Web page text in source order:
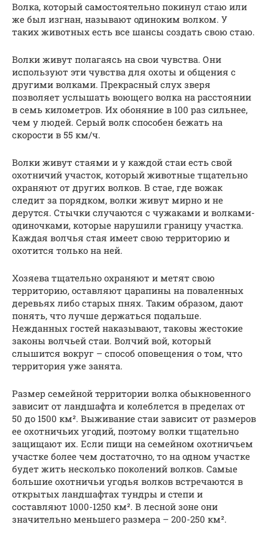
Волка, который самостоятельно покинул стаю или
же был изгнан, называют одиноким волком. У
таких животных есть все шансы создать свою стаю.
Волки живут полагаясь на свои чувства. Они
используют эти чувства для охоты и общения с
другими волками. Прекрасный слух зверя
позволяет услышать воющего волка на расстоянии
в семь километров. Их обоняние в 100 раз сильнее,
чем у людей. Серый волк способен бежать на
скорости в 55 км/ч.
Волки живут стаями и у каждой стаи есть свой
охотничий участок, который животные тщательно
охраняют от других волков. В стае, где вожак
следит за порядком, волки живут мирно и не
дерутся. Стычки случаются с чужаками и волками-
одиночками, которые нарушили границу участка.
Каждая волчья стая имеет свою территорию и
охотится только на ней.
Хозяева тщательно охраняют и метят свою
территорию, оставляют царапины на поваленных
деревьях либо старых пнях. Таким образом, дают
понять, что лучше держаться подальше.
Нежданных гостей наказывают, таковы жестокие
законы волчьей стаи. Волчий вой, который
слышится вокруг – способ оповещения о том, что
территория уже занята.
Размер семейной территории волка обыкновенного
зависит от ландшафта и колеблется в пределах от
50 до 1500 км². Выживание стаи зависит от размеров
ее охотничьих угодий, поэтому волки тщательно
защищают их. Если пищи на семейном охотничьем
участке более чем достаточно, то на одном участке
будет жить несколько поколений волков. Самые
большие охотничьи угодья волков встречаются в
открытых ландшафтах тундры и степи и
составляют 1000-1250 км². В лесной зоне они
значительно меньшего размера – 200-250 км².